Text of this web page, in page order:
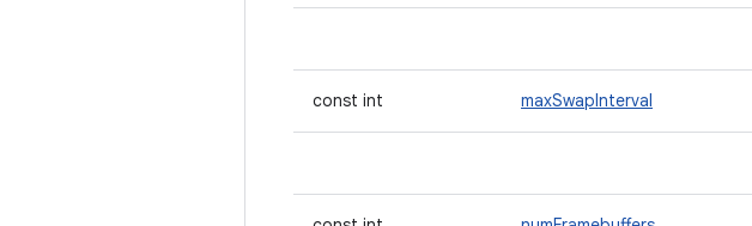
const int maxSwapInterval